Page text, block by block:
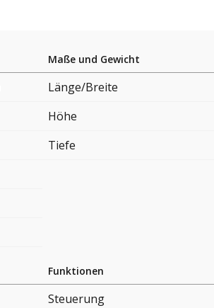
Maße und Gewicht
Länge/Breite
Höhe
Tiefe
Funktionen
Steuerung